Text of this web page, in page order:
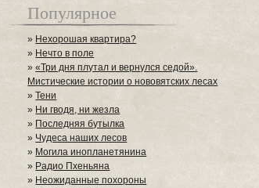
Популярное
» Нехорошая квартира?
» Нечто в поле
»«Три дня плутал и вернулся седой».
Мистические истории о нововятских лесах
»Тени
» Ни гводя, ни жезла
» Последняя бутылка
» Чудеса наших лесов
» Могила инопланетянина
» Радио Пхеньяна
» Неожиданные похороны